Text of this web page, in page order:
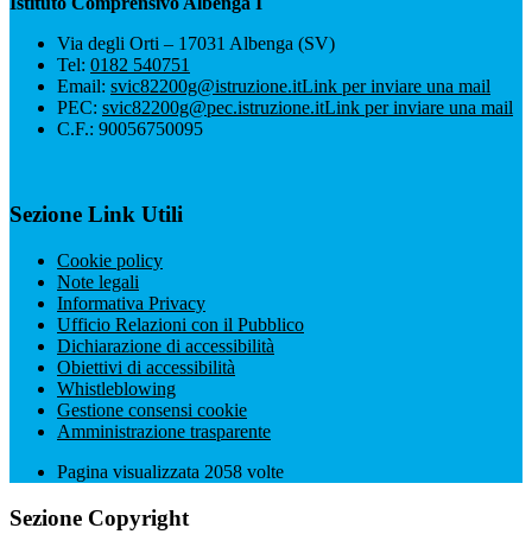
Via degli Orti – 17031 Albenga (SV)
Tel: 0182 540751
Email: svic82200g@istruzione.itLink per inviare una mail
PEC: svic82200g@pec.istruzione.itLink per inviare una mail
C.F.: 90056750095
Sezione Link Utili
Cookie policy
Note legali
Informativa Privacy
Ufficio Relazioni con il Pubblico
Dichiarazione di accessibilità
Obiettivi di accessibilità
Whistleblowing
Gestione consensi cookie
Amministrazione trasparente
Pagina visualizzata 2058 volte
Sezione Copyright